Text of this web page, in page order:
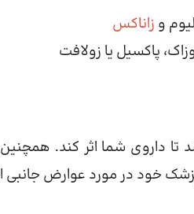
و زاناکس
پاکسیل یا زولافت
شما اثر کند. همچنین
پزشک خود در مورد عوارض